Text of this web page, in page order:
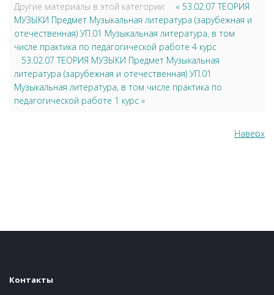
Другие материалы в этой категории:
« 53.02.07 ТЕОРИЯ
МУЗЫКИ Предмет Музыкальная литература (зарубежная и
отечественная) УП.01 Музыкальная литература, в том
числе практика по педагогической работе 4 курс
53.02.07 ТЕОРИЯ МУЗЫКИ Предмет Музыкальная
литература (зарубежная и отечественная) УП.01
Музыкальная литература, в том числе практика по
педагогической работе 1 курс »
Наверх
Контакты